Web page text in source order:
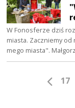
W Fonosferze dziś
miasta. Zaczniemy od
mego miasta".
17